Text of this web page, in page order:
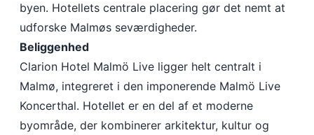
byen. Hotellets centrale placering gør det nemt at
udforske Malmøs seværdigheder.​
Beliggenhed
Clarion Hotel Malmö Live ligger helt centralt i
Malmø, integreret i den imponerende Malmö Live
Koncerthal. Hotellet er en del af et moderne
byområde, der kombinerer arkitektur, kultur og